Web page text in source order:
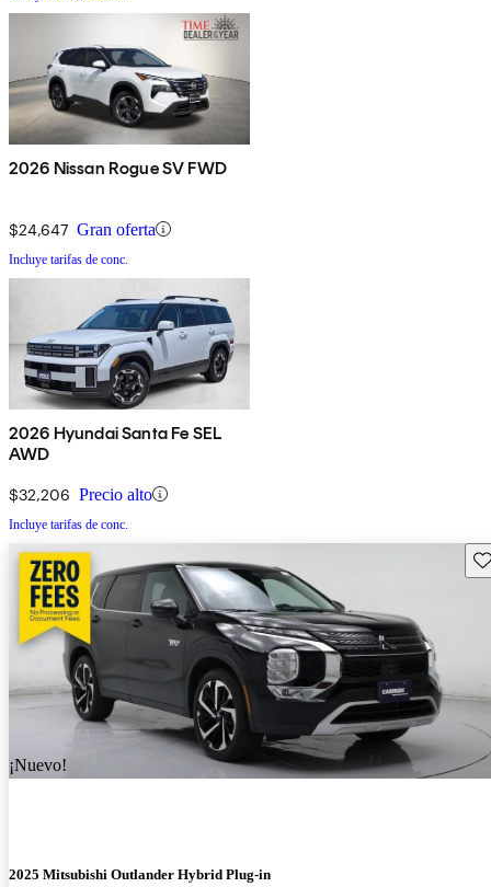
2026 Nissan Rogue SV FWD
$24,647 Gran oferta
Incluye tarifas de conc.
2026 Hyundai Santa Fe SEL
AWD
$32,206 Precio alto
Incluye tarifas de conc.
¡Nuevo!
2025 Mitsubishi Outlander Hybrid Plug-in